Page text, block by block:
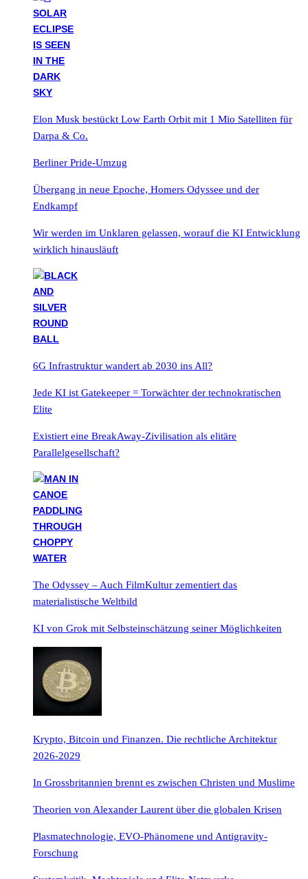
Elon Musk bestückt Low Earth Orbit mit 1 Mio Satelliten für
Darpa & Co.
Berliner Pride-Umzug
Übergang in neue Epoche, Homers Odyssee und der
Endkampf
Wir werden im Unklaren gelassen, worauf die KI Entwicklung
wirklich hinausläuft
6G Infrastruktur wandert ab 2030 ins All?
Jede KI ist Gatekeeper = Torwächter der technokratischen
Elite
Existiert eine BreakAway-Zivilisation als elitäre
Parallelgesellschaft?
The Odyssey – Auch FilmKultur zementiert das
materialistische Weltbild
KI von Grok mit Selbsteinschätzung seiner Möglichkeiten
Krypto, Bitcoin und Finanzen. Die rechtliche Architektur
2026-2029
In Grossbritannien brennt es zwischen Christen und Muslime
Theorien von Alexander Laurent über die globalen Krisen
Plasmatechnologie, EVO-Phänomene und Antigravity-
Forschung